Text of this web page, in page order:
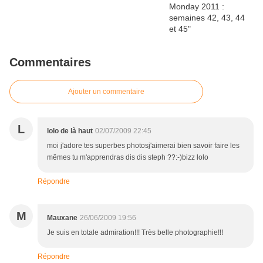
Commentaires
Ajouter un commentaire
L lolo de là haut 02/07/2009 22:45
moi j'adore tes superbes photosj'aimerai bien savoir faire les
mêmes tu m'apprendras dis dis steph ??:-)bizz lolo
Répondre
M Mauxane 26/06/2009 19:56
Je suis en totale admiration!!! Très belle photographie!!!
Répondre